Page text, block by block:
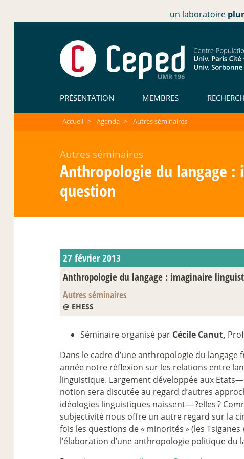
un laboratoire
PRÉSENTATION MEMBRES
Accueil > Agenda > Autres séminaires
Autres séminaires
Anthropologie du langage
question
27 février 2013
Anthropologie du langage : imaginaire
Autres séminaires
@ EHESS
Séminaire organisé par Cécile Canut,
Dans le cadre d’une anthropologie du
année notre réflexion sur les relations entre
linguistique. Largement développée aux Etats—
notion sera discutée au regard d’autres
idéologies linguistiques naissent—?elles?
subjectivité nous offre un autre regard sur la
fois les questions de « minorités» (les
l’élaboration d’une anthropologie politique du